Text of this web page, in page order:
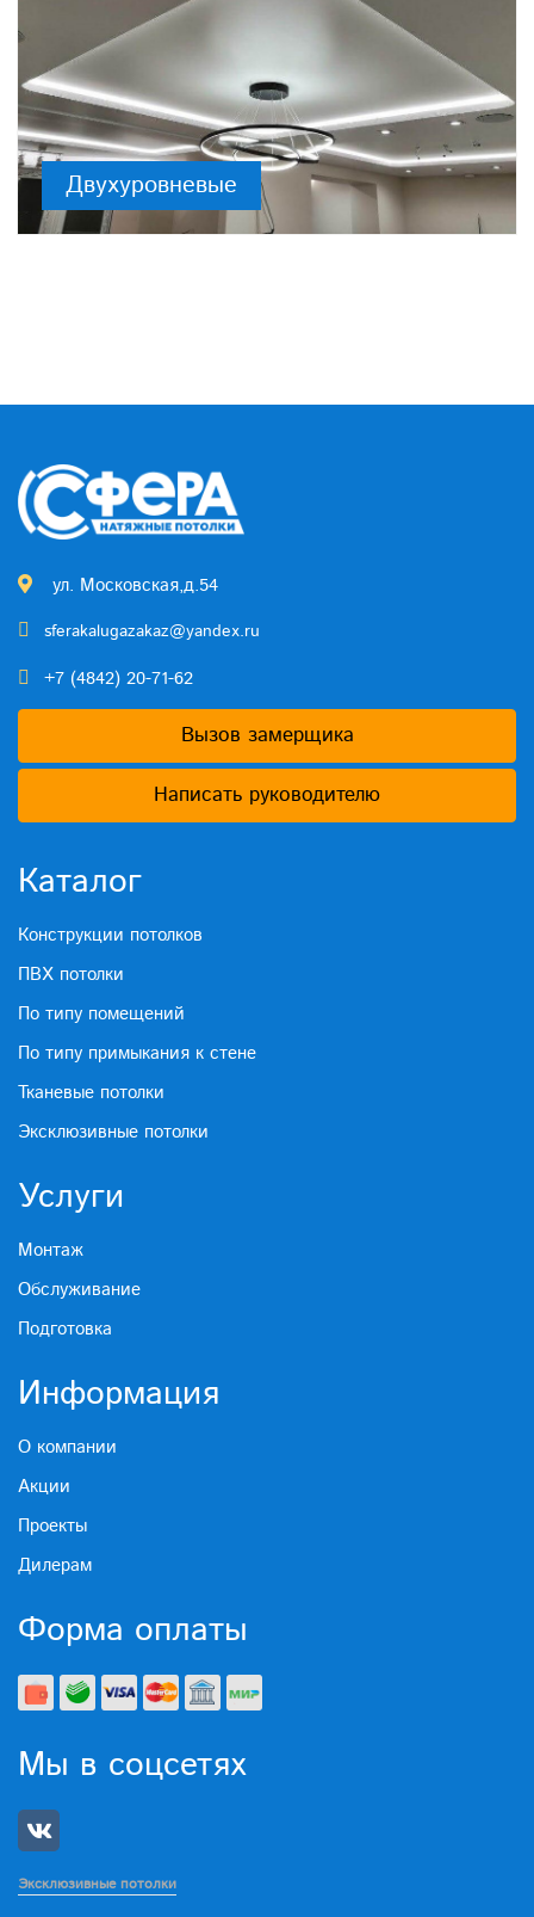
Двухуровневые
ул. Московская,д.54
sferakalugazakaz@yandex.ru
+7 (4842) 20-71-62
Вызов замерщика
Написать руководителю
Каталог
Конструкции потолков
ПВХ потолки
По типу помещений
По типу примыкания к стене
Тканевые потолки
Эксклюзивные потолки
Услуги
Монтаж
Обслуживание
Подготовка
Информация
О компании
Акции
Проекты
Дилерам
Форма оплаты
Мы в соцсетях
Эксклюзивные потолки